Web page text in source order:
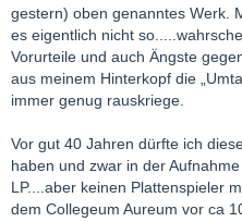
gestern) oben genanntes Werk.
es eigentlich nicht
Vorurteile und auch Ängste
aus meinem Hinterkopf die
immer genug rauskriege.
Vor gut 40 Jahren dürfte ich
haben und zwar in der
LP....aber keinen Plattenspieler
dem Collegeum Aureum vor ca